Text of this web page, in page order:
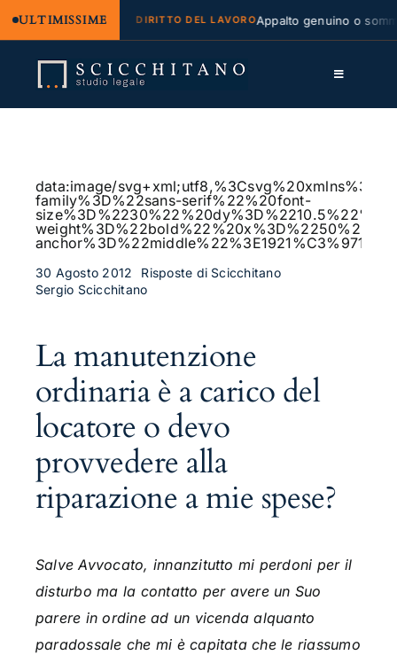
ULTIMISSIME
e regresso DIRITTO DEL LAVOROAppalto genuino o
contenuto
Toggle
Servizi
Approfondimenti
Contatti
data:image/
family%3D%22sans-serif%22%20font-
30 Agosto 2012
Risposte di Scicchitano
Sergio Scicchitano
La manutenzione
ordinaria è a carico del
locatore o devo
provvedere alla
riparazione a mie spese?
Salve Avvocato, innanzitutto mi perdoni per il
disturbo ma la contatto per avere un Suo
parere in ordine ad un vicenda alquanto
paradossale che mi è capitata che le riassumo